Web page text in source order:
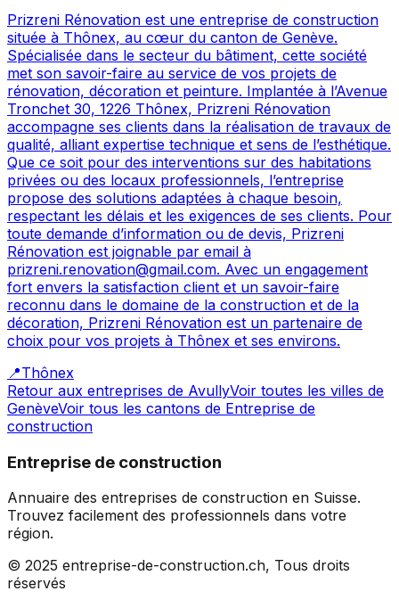
Prizreni Rénovation est une entreprise de construction
située à Thônex, au cœur du canton de Genève.
Spécialisée dans le secteur du bâtiment, cette société
met son savoir-faire au service de vos projets de
rénovation, décoration et peinture. Implantée à l’Avenue
Tronchet 30, 1226 Thônex, Prizreni Rénovation
accompagne ses clients dans la réalisation de travaux de
qualité, alliant expertise technique et sens de l’esthétique.
Que ce soit pour des interventions sur des habitations
privées ou des locaux professionnels, l’entreprise
propose des solutions adaptées à chaque besoin,
respectant les délais et les exigences de ses clients. Pour
toute demande d’information ou de devis, Prizreni
Rénovation est joignable par email à
prizreni.renovation@gmail.com. Avec un engagement
fort envers la satisfaction client et un savoir-faire
reconnu dans le domaine de la construction et de la
décoration, Prizreni Rénovation est un partenaire de
choix pour vos projets à Thônex et ses environs.
📍Thônex
Retour aux entreprises de AvullyVoir toutes les villes de
GenèveVoir tous les cantons de Entreprise de
construction
Entreprise de construction
Annuaire des entreprises de construction en Suisse.
Trouvez facilement des professionnels dans votre
région.
© 2025 entreprise-de-construction.ch, Tous droits
réservés